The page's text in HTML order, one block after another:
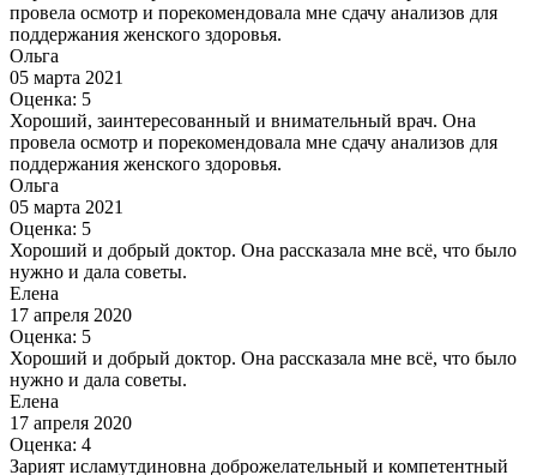
провела осмотр и порекомендовала мне сдачу анализов для
поддержания женского здоровья.
Ольга
05 марта 2021
Оценка: 5
Хороший, заинтересованный и внимательный врач. Она
провела осмотр и порекомендовала мне сдачу анализов для
поддержания женского здоровья.
Ольга
05 марта 2021
Оценка: 5
Хороший и добрый доктор. Она рассказала мне всё, что было
нужно и дала советы.
Елена
17 апреля 2020
Оценка: 5
Хороший и добрый доктор. Она рассказала мне всё, что было
нужно и дала советы.
Елена
17 апреля 2020
Оценка: 4
Зарият исламутдиновна доброжелательный и компетентный